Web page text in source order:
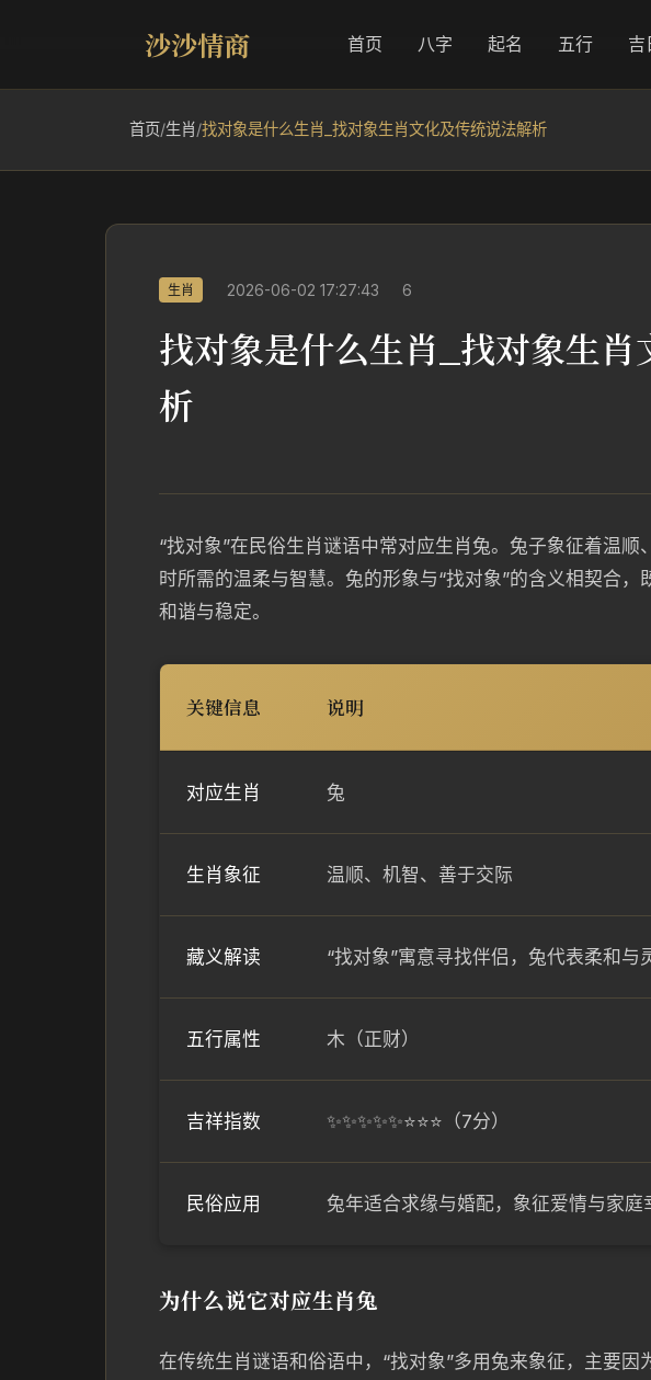
沙沙情商 首页 八字 起名 五行 吉
首页/生肖/找对象是什么生肖_找对象生肖文化及传统说法解析
生肖 2026-06-02 17:27:43 6
找对象是什么生肖_找对象生
析
“找对象”在民俗生肖谜语中常对应生肖兔。兔子象征着温
时所需的温柔与智慧。兔的形象与“找对象”的含义相契合
和谐与稳定。
关键信息 说明
对应生肖 兔
生肖象征 温顺、机智、善于交际
藏义解读 “找对象”寓意寻找伴侣，兔代表柔和与
五行属性 木（正财）
吉祥指数 ✨✨✨✨✨⭐⭐⭐（7分）
民俗应用 兔年适合求缘与婚配，象征爱情与家庭
为什么说它对应生肖兔
在传统生肖谜语和俗语中，“找对象”多用兔来象征，主要